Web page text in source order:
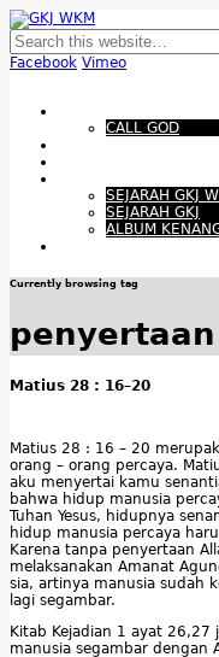
Membangun Gereja Kokoh
Budaya Apresiatif
Facebook Vimeo
CALL GOD
SEJARAH GKJ
SEJARAH GKJ
ALBUM
Currently browsing tag
Matius 28 : 16–20
Matius 28 : 16 – 20
orang – orang percaya.
aku menyertai kamu
bahwa hidup manusia
Tuhan Yesus, hidupnya
hidup manusia percaya
Karena tanpa penyertaan
melaksanakan Amanat
sia, artinya manusia sudah
lagi segambar.
Kitab Kejadian 1 ayat 26,27
manusia segambar dengan